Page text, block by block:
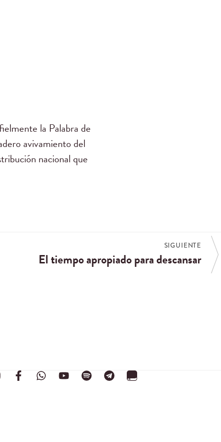
la Palabra de
avivamiento del
nacional que
SIGUIENTE
El tiempo apropiado para descansar